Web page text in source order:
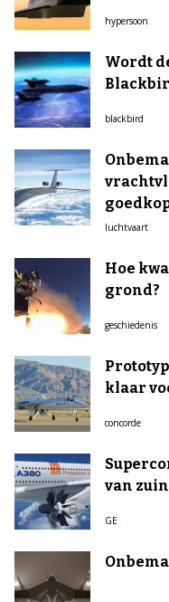
hypersoon
Wordt
blackbird
luchtvaart
Hoe
grond?
geschiedenis
klaar
concorde
van
GE